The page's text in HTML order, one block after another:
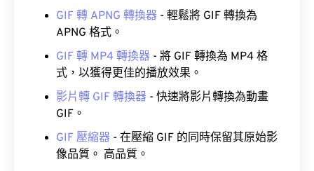
GIF 轉 APNG 轉換器 - 輕鬆將 GIF 轉換為
APNG 格式。
GIF 轉 MP4 轉換器 - 將 GIF 轉換為 MP4 格
式，以獲得更佳的播放效果。
影片轉 GIF 轉換器 - 快速將影片轉換為動畫
GIF。
GIF 壓縮器 - 在壓縮 GIF 的同時保留其原始影
像品質。 高品質。